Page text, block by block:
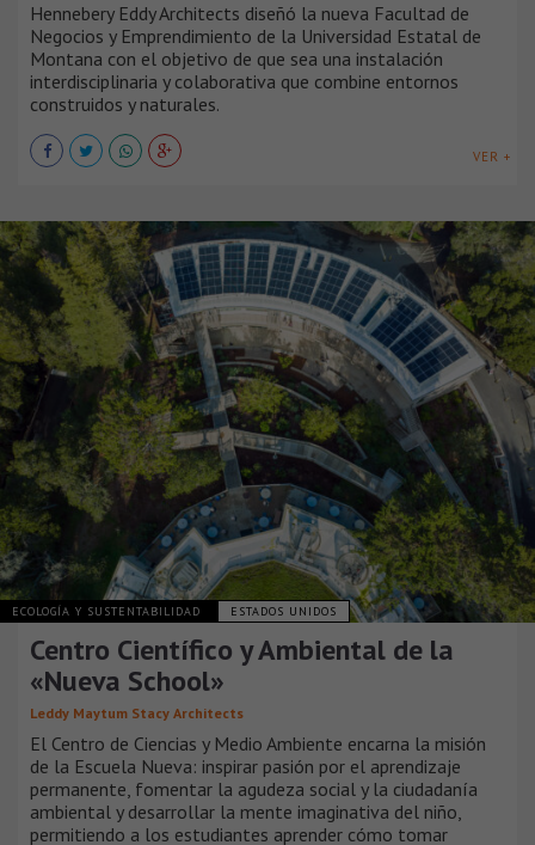
Hennebery Eddy Architects diseñó la nueva Facultad de
Negocios y Emprendimiento de la Universidad Estatal de
Montana con el objetivo de que sea una instalación
interdisciplinaria y colaborativa que combine entornos
construidos y naturales.
VER +
ECOLOGÍA Y SUSTENTABILIDAD ESTADOS UNIDOS
Centro Científico y Ambiental de la
«Nueva School»
Leddy Maytum Stacy Architects
El Centro de Ciencias y Medio Ambiente encarna la misión
de la Escuela Nueva: inspirar pasión por el aprendizaje
permanente, fomentar la agudeza social y la ciudadanía
ambiental y desarrollar la mente imaginativa del niño,
permitiendo a los estudiantes aprender cómo tomar